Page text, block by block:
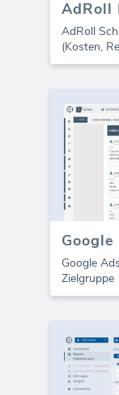
AdRoll
AdRoll
(Kosten,
Google
Zielgruppe